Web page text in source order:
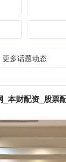
更多话题动态
_本财配资_股票